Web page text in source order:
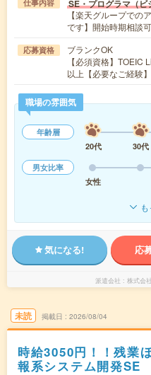
仕事内容 SE・プログラマ（
【楽天グループでの
です】開始時期相談
応募資格
ブランクOK
【必須資格】
以上【必要なご経験
職場の雰囲気
年齢層
20代
30代
男女比率
女性
気になる! 応
派遣会社 株式会
未読 掲載日 2026/08/04
時給3050円！！残業
報系システム開発SE